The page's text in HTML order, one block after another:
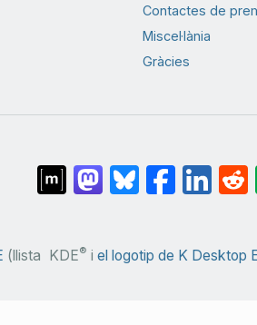
Contactes de
Miscel·lània
Gràcies
(llista KDE® i el logotip de K Desktop